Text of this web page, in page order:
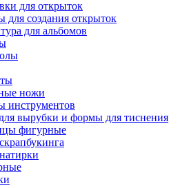
для открыток
для создания открыток
для альбомов
ножи
инструментов
вырубки и формы для тиснения
фигурные